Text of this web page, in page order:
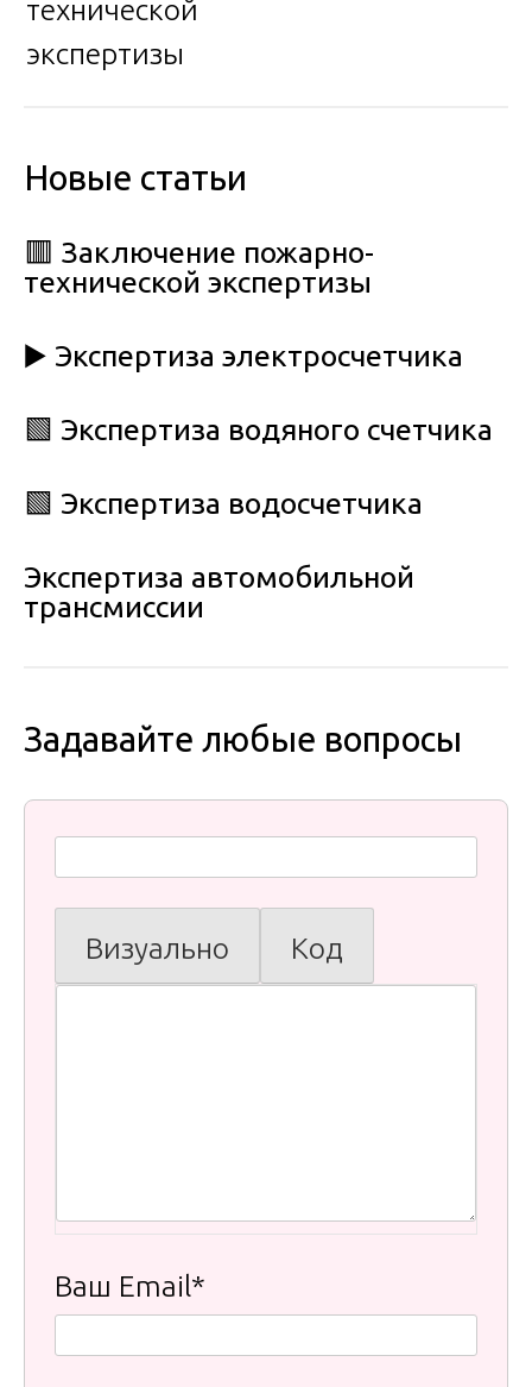
технической
экспертизы
Новые статьи
🟥 Заключение пожарно-
технической экспертизы
▶️ Экспертиза электросчетчика
🟩 Экспертиза водяного счетчика
🟩 Экспертиза водосчетчика
Экспертиза автомобильной
трансмиссии
Задавайте любые вопросы
Визуально Код
Ваш Email*